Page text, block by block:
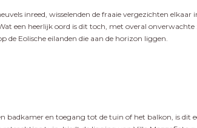
inreed, wisselenden de fraaie vergezichten
een heerlijk oord is dit toch, met overal
de Eolische eilanden die aan de horizon liggen.
badkamer en toegang tot de tuin of het balkon, is